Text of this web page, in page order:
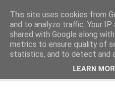
Rungsted
Din lokale sejlklub
This site uses cookies from
and to analyze traffic. Your
shared with Google along
metrics to ensure quality of
statistics, and to detect and
LEARN